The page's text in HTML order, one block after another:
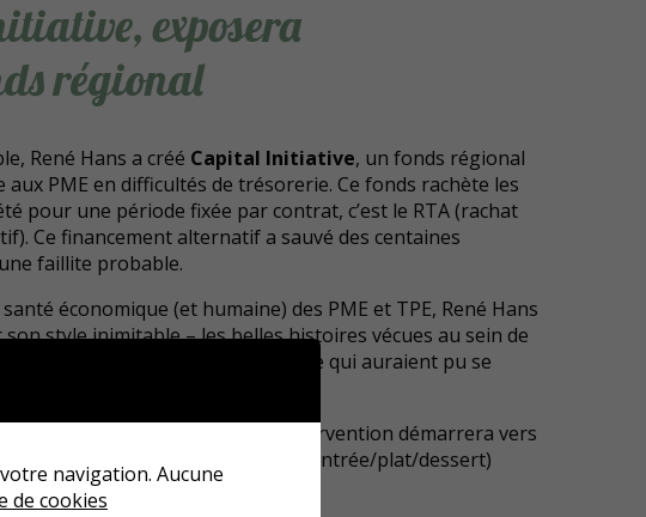
exposera
régional
René Hans a créé Capital Initiative, un fonds régional
aux PME en difficultés de trésorerie. Ce fonds rachète les
pour une période fixée par contrat, c’est le RTA (rachat
Ce financement alternatif a sauvé des centaines
faillite probable.
économique (et humaine) des PME et TPE, René Hans
son style inimitable – les belles histoires vécues au sein de
des parcours d’entreprise et de vie qui auraient pu se
, son intervention démarrera vers
questions-réponses et d’un repas (entrée/plat/dessert)
de cuisine de l’Hostellerie.
navigation. Aucune
de cookies